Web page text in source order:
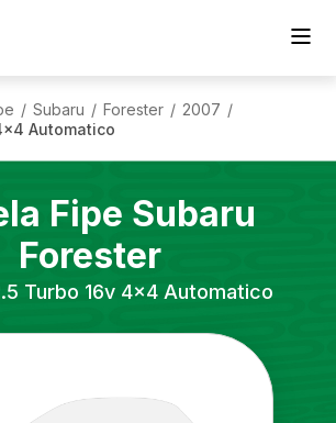
/ Subaru / Forester / 2007 /
Automatico
Fipe Subaru
Forester
Turbo 16v 4x4 Automatico